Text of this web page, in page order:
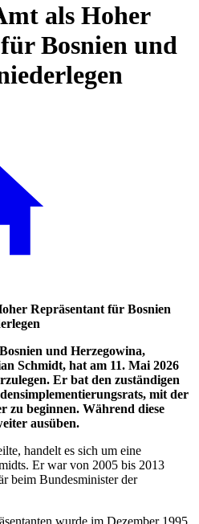
als Hoher
Bosnien und
Repräsentant für Bosnien
und Herzegowina,
Schmidt, hat am 11. Mai 2026
Er bat den zuständigen
mit der
zu beginnen. Während diese
ausüben.
handelt es sich um eine
Er war von 2005 bis 2013
beim Bundesminister der
wurde im Dezember 1995